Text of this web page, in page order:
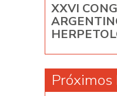
XXVI
Próximos